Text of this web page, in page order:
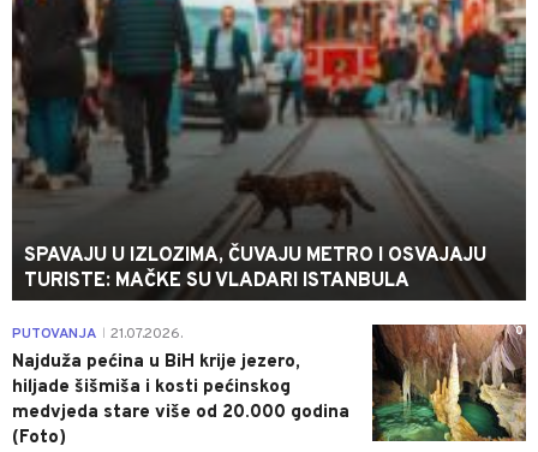
SPAVAJU U IZLOZIMA, ČUVAJU METRO I OSVAJAJU
TURISTE: MAČKE SU VLADARI ISTANBULA
0
PUTOVANJA 21.07.2026.
Najduža pećina u BiH krije jezero,
hiljade šišmiša i kosti pećinskog
medvjeda stare više od 20.000 godina
(Foto)